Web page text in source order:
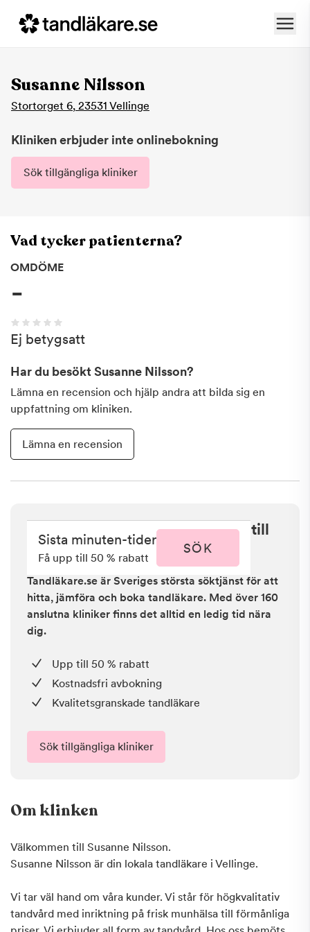
Susanne Nilsson
Stortorget 6, 23531 Vellinge
Kliniken erbjuder inte onlinebokning
Sök tillgängliga kliniker
Vad tycker patienterna?
OMDÖME
-
Ej betygsatt
Har du besöktSusanne Nilsson?
Lämna en recension och hjälp andra att bilda sig en
uppfattning om kliniken.
Lämna en recension
Sista minuten i Vellinge - få upp till
50 % rabatt
Tandläkare.se är Sveriges största söktjänst för att
hitta, jämföra och boka tandläkare. Med över 160
anslutna kliniker finns det alltid en ledig tid nära
dig.
Upp till 50 % rabatt
Kostnadsfri avbokning
Kvalitetsgranskade tandläkare
Sök tillgängliga kliniker
Sista minuten-tider
Få upp till 50 % rabatt
SÖK
Om klinken
Välkommen till Susanne Nilsson.
Susanne Nilsson är din lokala tandläkare i Vellinge.
Vi tar väl hand om våra kunder. Vi står för högkvalitativ
tandvård med inriktning på frisk munhälsa till förmånliga